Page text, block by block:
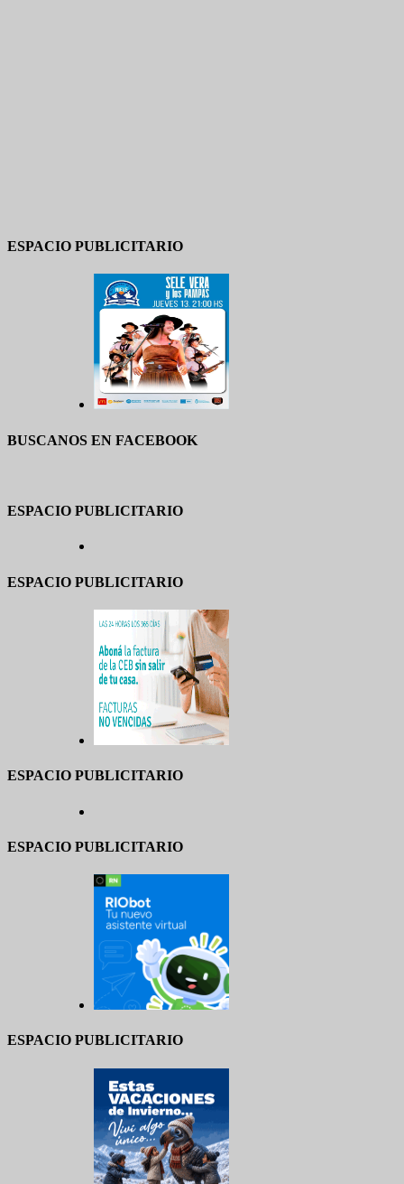
ESPACIO PUBLICITARIO
BUSCANOS EN FACEBOOK
ESPACIO PUBLICITARIO
ESPACIO PUBLICITARIO
ESPACIO PUBLICITARIO
ESPACIO PUBLICITARIO
ESPACIO PUBLICITARIO